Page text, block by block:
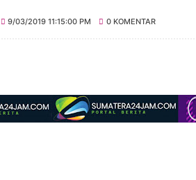
9/03/2019 11:15:00 PM 0 KOMENTAR